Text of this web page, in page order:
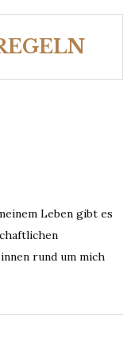
Leben gibt es
rund um mich